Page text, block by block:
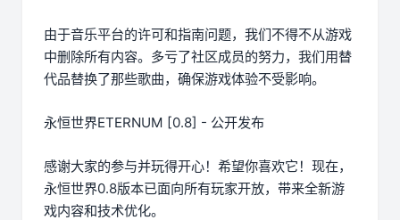
由于音乐平台的许可和指南问题，我们不得不从游戏
中删除所有内容。多亏了社区成员的努力，我们用替
代品替换了那些歌曲，确保游戏体验不受影响。
永恒世界ETERNUM [0.8] - 公开发布
感谢大家的参与并玩得开心！希望你喜欢它！现在，
永恒世界0.8版本已面向所有玩家开放，带来全新游
戏内容和技术优化。